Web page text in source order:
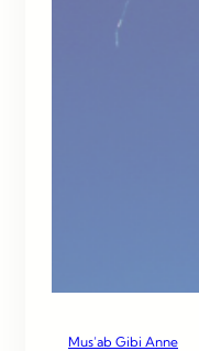
Mus’ab Gibi Anne